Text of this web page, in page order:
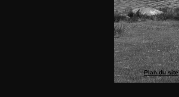
Plan du site